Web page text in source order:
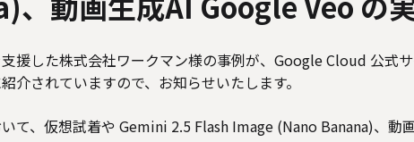
援した株式会社ワークマン様の事例が、Google Cloud 公式
介されていますので、お知らせいたします。
て、仮想試着や Gemini 2.5 Flash Image (Nano Banana)、動